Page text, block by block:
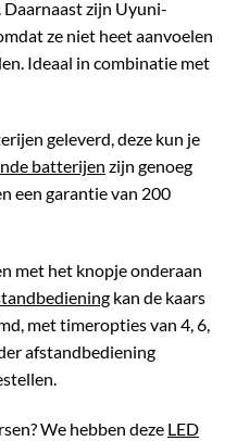
zijn Uyuni-
ze niet heet aanvoelen
Ideaal in combinatie met
geleverd, deze kun je
batterijen zijn genoeg
een garantie van 200
met het knopje onderaan
kan de kaars
met timeropties van 4, 6,
afstandbediening
We hebben deze LED